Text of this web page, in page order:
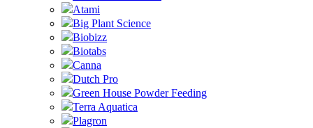
Atami
Big Plant Science
Biobizz
Biotabs
Canna
Dutch Pro
Green House Powder Feeding
Terra Aquatica
Plagron